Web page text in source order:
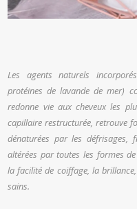
Les agents naturels
protéines de lavande de mer)
redonne vie aux cheveux les
capillaire restructurée, retrouve
dénaturées par les défrisages,
altérées par toutes les formes
la facilité de coiffage, la
sains.